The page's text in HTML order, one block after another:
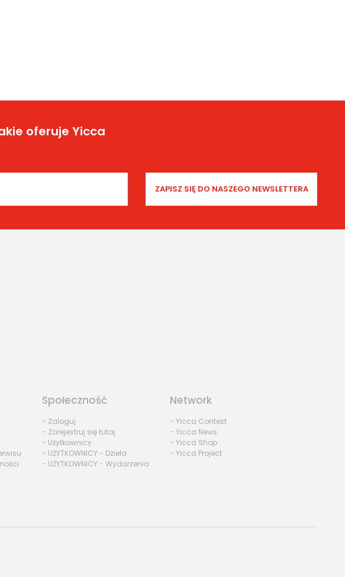
oferuje Yicca
Społeczność
- Zaloguj
- Zarejestruj się tutaj
- Użytkownicy
- UŻYTKOWNICY - Dzieła
- UŻYTKOWNICY - Wydarzenia
Network
- Yicca Contest
- Yicca News
- Yicca Shop
- Yicca Project